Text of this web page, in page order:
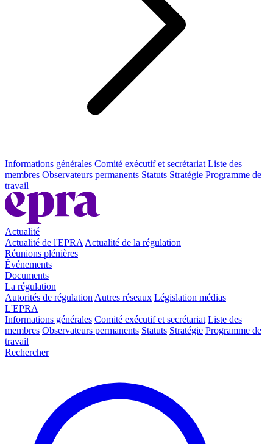
Informations générales Comité exécutif et secrétariat Liste des
membres Observateurs permanents Statuts Stratégie Programme de
travail
Actualité
Actualité de l'EPRA Actualité de la régulation
Réunions plénières
Événements
Documents
La régulation
Autorités de régulation Autres réseaux Législation médias
L'EPRA
Informations générales Comité exécutif et secrétariat Liste des
membres Observateurs permanents Statuts Stratégie Programme de
travail
Rechercher